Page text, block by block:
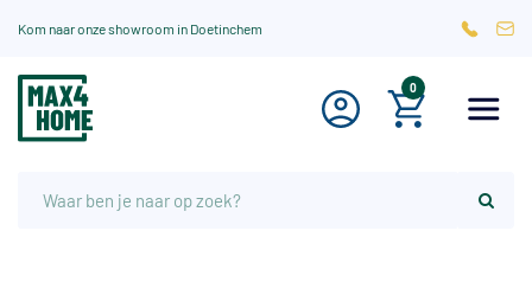
Kom naar onze showroom in Doetinchem
0